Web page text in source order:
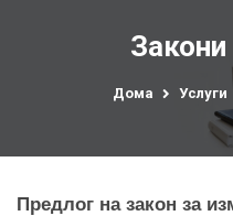
Закони
Дома Услуги
Предлог на закон за